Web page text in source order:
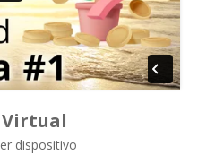
Virtual
dispositivo